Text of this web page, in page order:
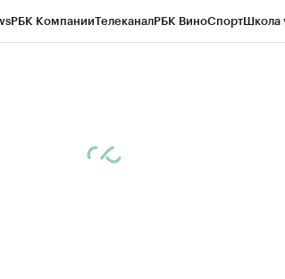
РБК КомпанииТелеканалРБК ВиноСпортШкола